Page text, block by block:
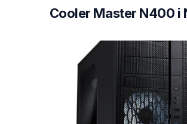
Cooler Master N400 i